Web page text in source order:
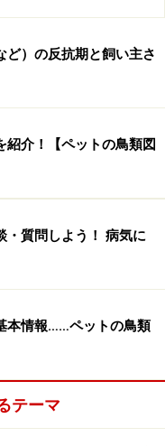
ど）の反抗期と飼い主さ
紹介！【ペットの鳥類図
・質問しよう！ 病気に
本情報……ペットの鳥類
テーマ